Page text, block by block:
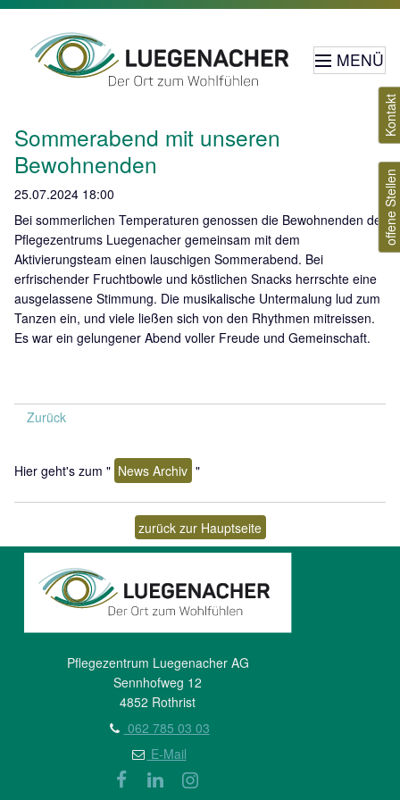
MENÜ
Sommerabend mit unseren
Bewohnenden
25.07.2024 18:00
Bei sommerlichen Temperaturen genossen die Bewohnenden der
Pflegezentrums Luegenacher gemeinsam mit dem
Aktivierungsteam einen lauschigen Sommerabend. Bei
erfrischender Fruchtbowle und köstlichen Snacks herrschte eine
ausgelassene Stimmung. Die musikalische Untermalung lud zum
Tanzen ein, und viele ließen sich von den Rhythmen mitreissen.
Es war ein gelungener Abend voller Freude und Gemeinschaft.
Zurück
Hier geht's zum " News Archiv "
zurück zur Hauptseite
Pflegezentrum Luegenacher AG
Sennhofweg 12
4852 Rothrist
062 785 03 03
E-Mail
Kontakt
offene Stellen